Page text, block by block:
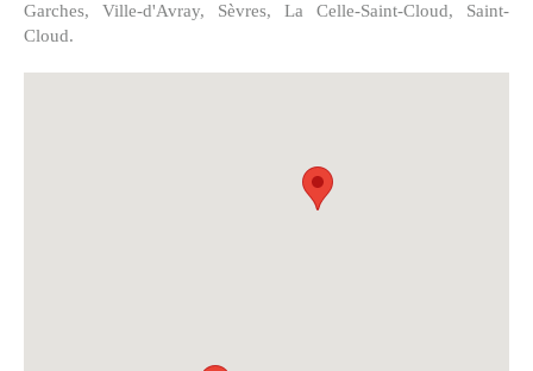
Garches, Ville-d'Avray, Sèvres, La Celle-Saint-Cloud, Saint-
Cloud.